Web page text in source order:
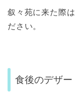
叙々苑に来た際
ださい。
食後のデザ